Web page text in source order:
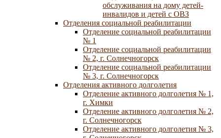
обслуживания на дому детей-
инвалидов и детей с ОВЗ
Отделения социальной реабилитации
Отделение социальной реабилитации
№ 1
Отделение социальной реабилитации
№ 2, г. Солнечногорск
Отделение социальной реабилитации
№ 3, г. Солнечногорск
Отделения активного долголетия
Отделение активного долголетия № 1,
г. Химки
Отделение активного долголетия № 2,
г. Солнечногорск
Отделение активного долголетия № 3,